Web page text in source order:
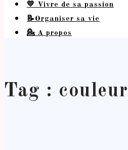
💛 Vivre de sa passion
📝Organiser sa vie
💁 A propos
Tag : couleur